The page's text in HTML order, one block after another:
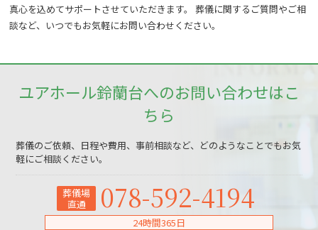
真心を込めてサポートさせていただきます。 葬儀に関するご質問やご相
談など、いつでもお気軽にお問い合わせください。
ユアホール鈴蘭台へのお問い合わせはこ
ちら
葬儀のご依頼、日程や費用、事前相談など、どのようなことでもお気
軽にご相談ください。
葬儀場
直通
078-592-4194
24時間365日